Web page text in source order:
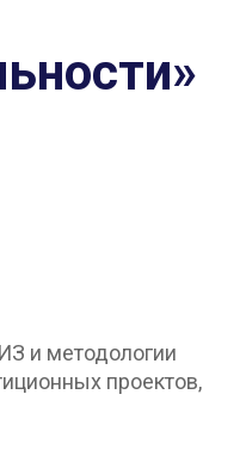
и методологии
проектов,